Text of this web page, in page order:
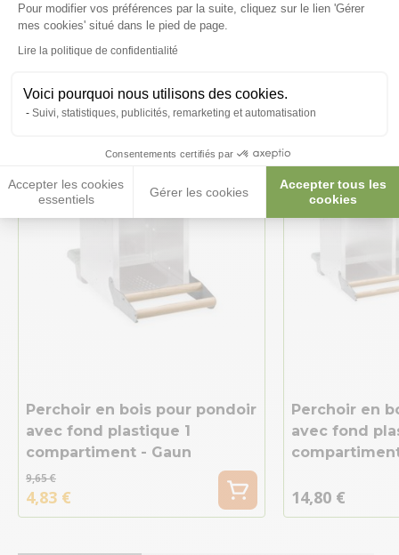
Pour modifier vos préférences par la suite, cliquez sur le lien 'Gérer
mes cookies' situé dans le pied de page.
Lire la politique de confidentialité
Voici pourquoi nous utilisons des cookies.
Suivi, statistiques, publicités, remarketing et automatisation
Consentements certifiés par
Accepter les cookies
essentiels
Gérer les cookies
Accepter tous les
cookies
Axeptio consent
Ces produits peuvent vous
Perchoir en bois pour pondoir
avec fond plastique 1
compartiment - Gaun
9,65 €
4,83 €
Perchoir en
avec fond
14,80 €